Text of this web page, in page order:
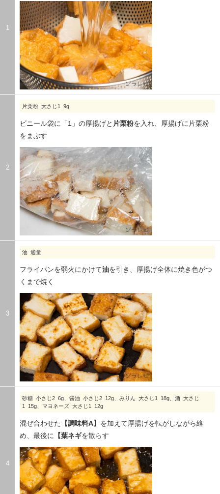
1
2
片栗粉 大さじ1 9g
ビニール袋に「1」の厚揚げと 片栗粉を入れ、厚揚げに片栗粉
をまぶす
3
油 適量
フライパンを弱火にかけて油を引き、厚揚げ全体に焼き色がつ
くまで焼く
4
砂糖 小さじ2 6g、醤油 小さじ2 12g、みりん 大さじ1 18g、酒 大さじ
1 15g、マヨネーズ 大さじ1 12g
混ぜ合わせた 【調味料A】 を加えて厚揚げを転がしながら絡
め、最後に
【葉ネギを散らす